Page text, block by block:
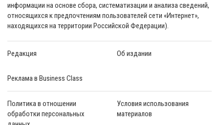
информации на основе сбора, систематизации и анализа сведений,
относящихся к предпочтениям пользователей сети «Интернет»,
находящихся на территории Российской Федерации).
Редакция Об издании
Реклама в Business Class
Политика в отношении
обработки персональных
Условия использования
материалов